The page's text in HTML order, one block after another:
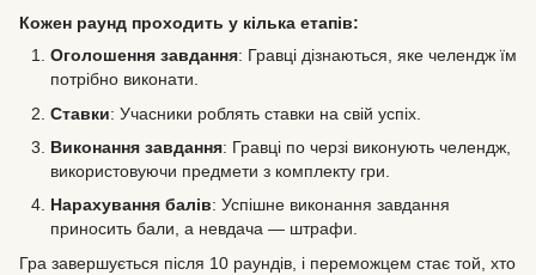
Кожен раунд проходить у кілька етапів:
Оголошення завдання: Гравці дізнаються, яке челендж їм
потрібно виконати.
Ставки: Учасники роблять ставки на свій успіх.
Виконання завдання: Гравці по черзі виконують челендж,
використовуючи предмети з комплекту гри.
Нарахування балів: Успішне виконання завдання
приносить бали, а невдача — штрафи.
Гра завершується після 10 раундів, і переможцем стає той, хто